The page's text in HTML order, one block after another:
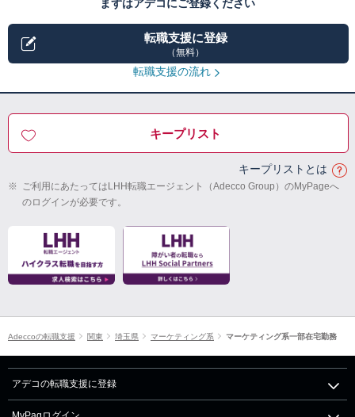
まずはアデコにご登録ください
転職支援に登録
（無料）
転職支援の流れ
キープリスト
キープリストとは
※ ご利用にあたってはLHH転職エージェント（Adecco Group）のMyPageへ
のログインが必要です。
Adeccoの転職支援 関東 埼玉県 マーケティング系 マーケティング系一部在宅勤務
アデコの転職支援に登録